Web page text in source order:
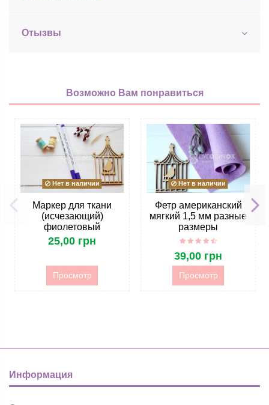
Отызвы
Возможно Вам понравиться
Нет в наличии
Маркер для ткани
(исчезающий)
фиолетовый
25,00 грн
Просмотр
Нет в наличии
Фетр американский
мягкий 1,5 мм разные
размеры
39,00 грн
Просмотр
Информация